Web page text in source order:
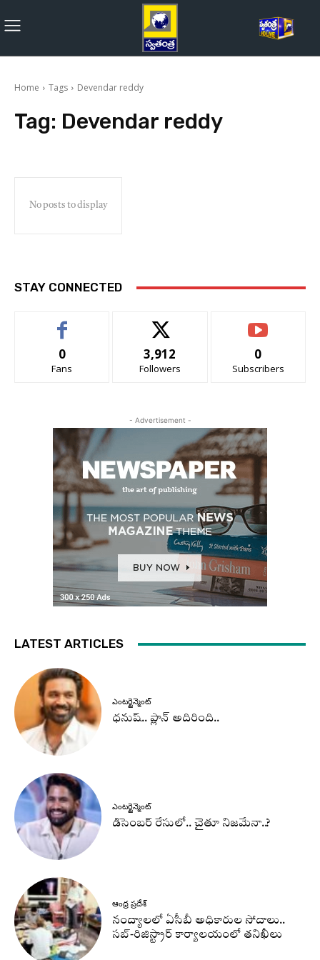
Home Tags Devendar reddy
Tag: Devendar reddy
No posts to display
STAY CONNECTED
0
Fans
3,912
Followers
0
Subscribers
- Advertisement -
LATEST ARTICLES
ఎంటర్టైన్మెంట్
ధనుష్‌.. ప్లాన్ అదిరింది..
ఎంటర్టైన్మెంట్
డిసెంబర్ రేసులో.. చైతూ నిజమేనా..?
ఆంధ్ర ప్రదేశ్
నంద్యాలలో ఏసీబీ అధికారుల సోదాలు..
సబ్-రిజిస్ట్రార్ కార్యాలయంలో తనిఖీలు